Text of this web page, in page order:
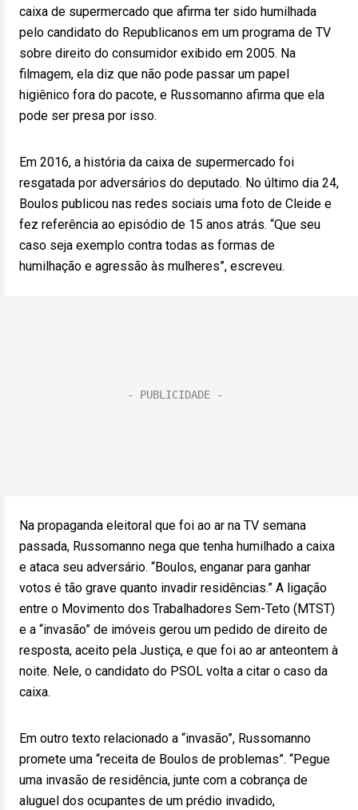
caixa de supermercado que afirma ter sido humilhada
pelo candidato do Republicanos em um programa de TV
sobre direito do consumidor exibido em 2005. Na
filmagem, ela diz que não pode passar um papel
higiênico fora do pacote, e Russomanno afirma que ela
pode ser presa por isso.
Em 2016, a história da caixa de supermercado foi
resgatada por adversários do deputado. No último dia 24,
Boulos publicou nas redes sociais uma foto de Cleide e
fez referência ao episódio de 15 anos atrás. “Que seu
caso seja exemplo contra todas as formas de
humilhação e agressão às mulheres”, escreveu.
Na propaganda eleitoral que foi ao ar na TV semana
passada, Russomanno nega que tenha humilhado a caixa
e ataca seu adversário. “Boulos, enganar para ganhar
votos é tão grave quanto invadir residências.” A ligação
entre o Movimento dos Trabalhadores Sem-Teto (MTST)
e a “invasão” de imóveis gerou um pedido de direito de
resposta, aceito pela Justiça, e que foi ao ar anteontem à
noite. Nele, o candidato do PSOL volta a citar o caso da
caixa.
Em outro texto relacionado a “invasão”, Russomanno
promete uma “receita de Boulos de problemas”. “Pegue
uma invasão de residência, junte com a cobrança de
aluguel dos ocupantes de um prédio invadido,